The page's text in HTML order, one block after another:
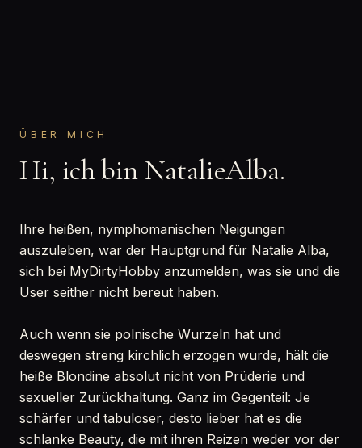
ÜBER MICH
Hi, ich bin NatalieAlba.
Ihre heißen, nymphomanischen Neigungen
auszuleben, war der Hauptgrund für Natalie Alba,
sich bei MyDirtyHobby anzumelden, was sie und die
User seither nicht bereut haben.
Auch wenn sie polnische Wurzeln hat und
deswegen streng kirchlich erzogen wurde, hält die
heiße Blondine absolut nicht von Prüderie und
sexueller Zurückhaltung. Ganz im Gegenteil: Je
schärfer und tabuloser, desto lieber hat es die
schlanke Beauty, die mit ihren Reizen weder vor der